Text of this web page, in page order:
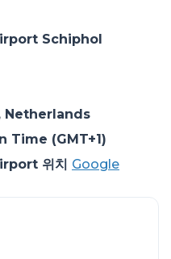
Schiphol
Netherlands
Time (GMT+1)
위치 Google